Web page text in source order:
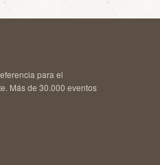
para el
Más de 30.000 eventos